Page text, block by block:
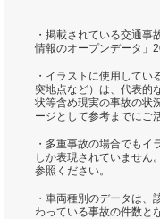
・掲載されている交通
情報のオープンデータ」
・イラストに使用して
突地点など）は、代表的
状等含め現実の事故の状
ージとして参考までにご
・多重事故の場合でも
しか表現されていません
参照ください。
・車両種別のデータは、
わっている事故の件数と